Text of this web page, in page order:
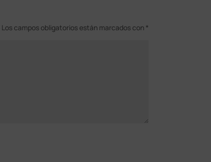
Los campos obligatorios están marcados con *